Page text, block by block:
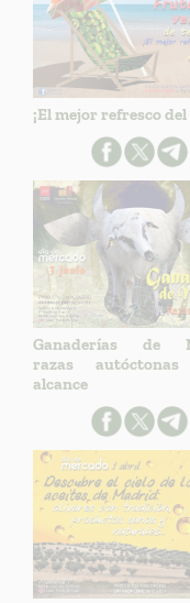
¡El mejor refresco del
Ganaderías de
razas
alcance